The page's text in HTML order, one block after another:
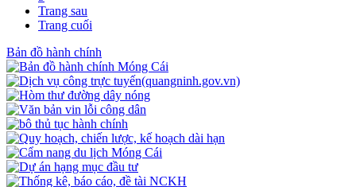
Trang sau
Trang cuối
Bản đồ hành chính